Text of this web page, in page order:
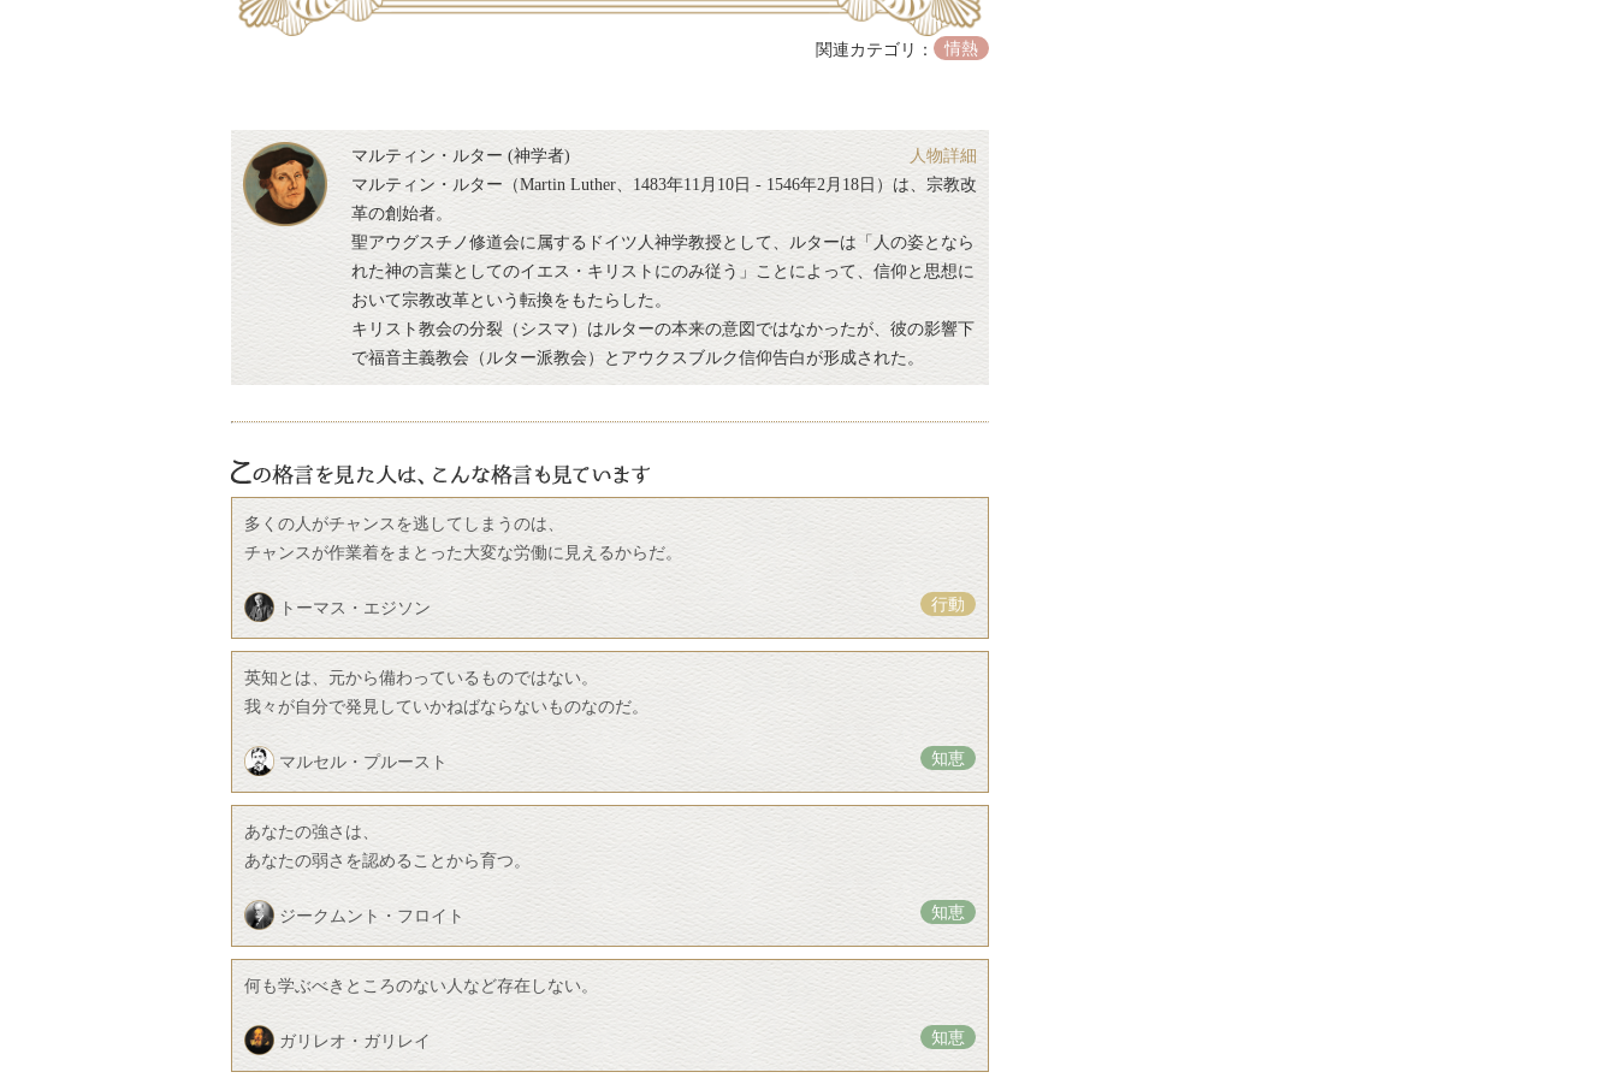
関連カテゴリ： 情熱
マルティン・ルター (神学者)
人物詳細
マルティン・ルター（Martin Luther、1483年11月10日 - 1546年2月18日）は、宗教改
革の創始者。
聖アウグスチノ修道会に属するドイツ人神学教授として、ルターは「人の姿となら
れた神の言葉としてのイエス・キリストにのみ従う」ことによって、信仰と思想に
おいて宗教改革という転換をもたらした。
キリスト教会の分裂（シスマ）はルターの本来の意図ではなかったが、彼の影響下
で福音主義教会（ルター派教会）とアウクスブルク信仰告白が形成された。
多くの人がチャンスを逃してしまうのは、
チャンスが作業着をまとった大変な労働に見えるからだ。
トーマス・エジソン 行動
英知とは、元から備わっているものではない。
我々が自分で発見していかねばならないものなのだ。
マルセル・プルースト 知恵
あなたの強さは、
あなたの弱さを認めることから育つ。
ジークムント・フロイト 知恵
何も学ぶべきところのない人など存在しない。
ガリレオ・ガリレイ 知恵